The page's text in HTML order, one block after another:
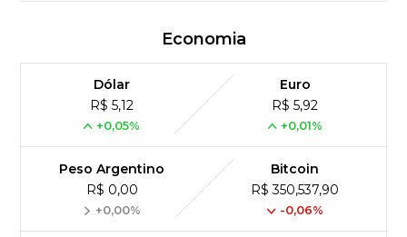
Economia
Dólar
R$ 5,12
+0,05%
Euro
R$ 5,92
+0,01%
Peso Argentino
R$ 0,00
+0,00%
Bitcoin
R$ 350,537,90
-0,06%